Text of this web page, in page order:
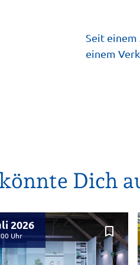
Seit einem
einem
Dich
bookmark_border
2026